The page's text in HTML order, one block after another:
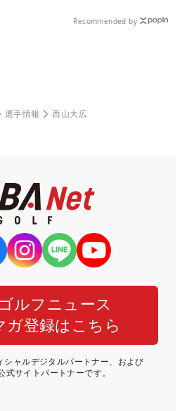
Recommended by
選手情報 西山大広
ルフニュース
ガ登録はこちら
シャルデジタルパートナー、および
式サイトパートナーです。